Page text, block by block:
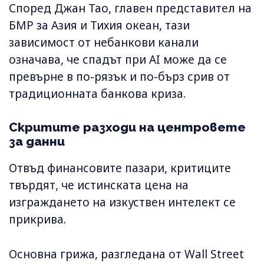
Според Джан Тао, главен представител на
БМР за Азия и Тихия океан, тази
зависимост от небанкови канали
означава, че спадът при AI може да се
превърне в по-рязък и по-бърз срив от
традиционната банкова криза.
Скритите разходи на центровете
за данни
Отвъд финансовите пазари, критиците
твърдят, че истинската цена на
изграждането на изкуствен интелект се
прикрива.
Основна грижа, разгледана от Wall Street